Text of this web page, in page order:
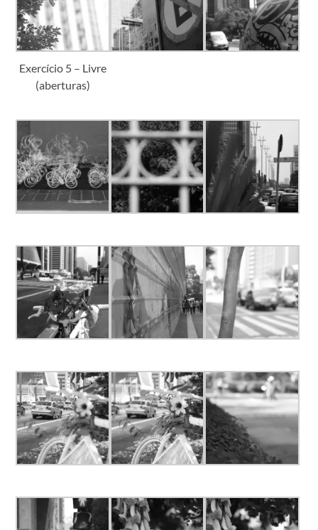
Exercício 5 – Livre
(aberturas)